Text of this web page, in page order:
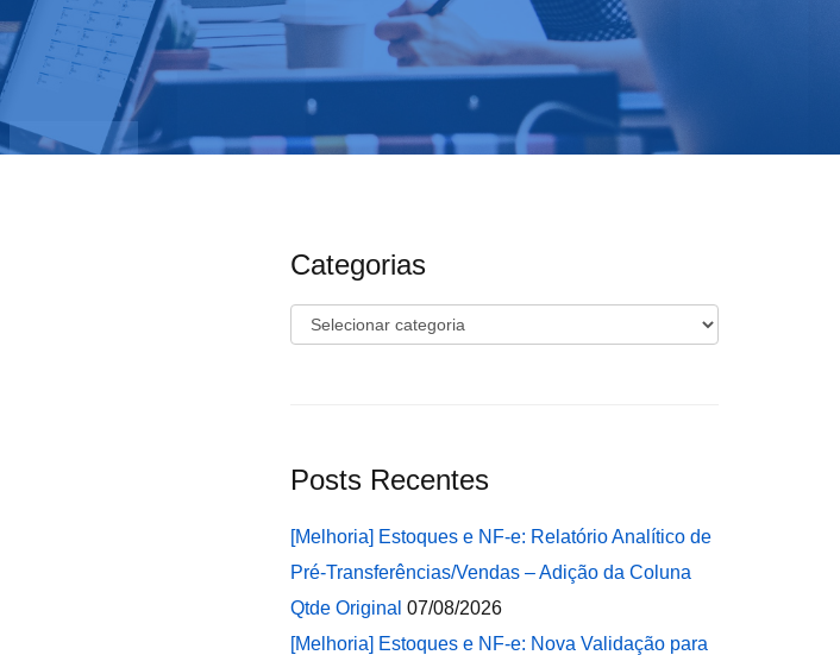
Categorias
Categorias
Posts Recentes
[Melhoria] Estoques e NF-e: Relatório Analítico de
Pré-Transferências/Vendas – Adição da Coluna
Qtde Original 07/08/2026
[Melhoria] Estoques e NF-e: Nova Validação para